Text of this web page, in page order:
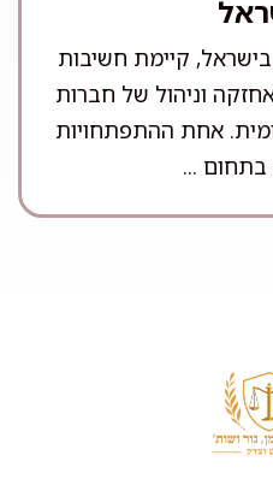
קיימת חשיבות
וניהול של חברות
אחת ההתפתחויות
בתחום ...